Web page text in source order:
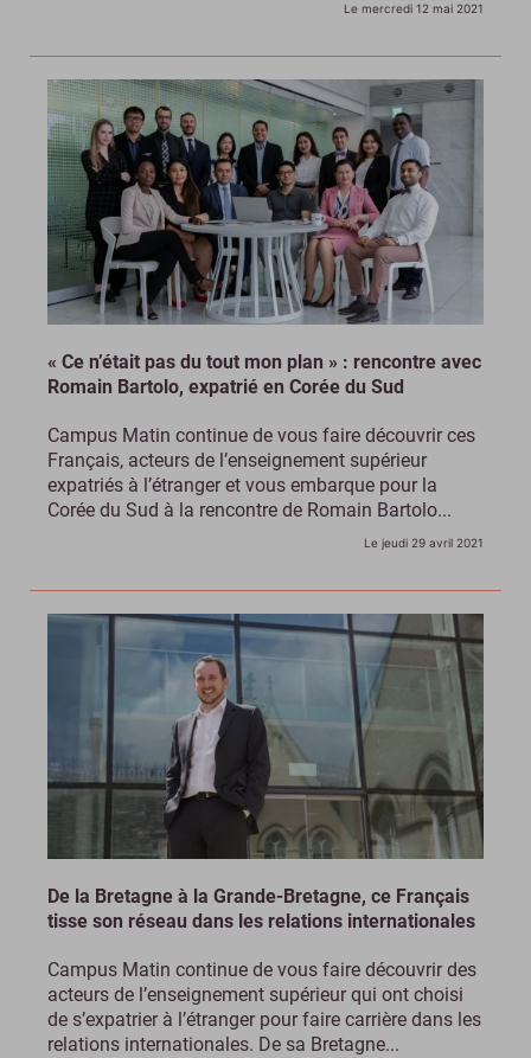
Le mercredi 12 mai 2021
« Ce n’était pas du tout mon plan » : rencontre avec
Romain Bartolo, expatrié en Corée du Sud
Campus Matin continue de vous faire découvrir ces
Français, acteurs de l’enseignement supérieur
expatriés à l’étranger et vous embarque pour la
Corée du Sud à la rencontre de Romain Bartolo...
Le jeudi 29 avril 2021
De la Bretagne à la Grande-Bretagne, ce Français
tisse son réseau dans les relations internationales
Campus Matin continue de vous faire découvrir des
acteurs de l’enseignement supérieur qui ont choisi
de s’expatrier à l’étranger pour faire carrière dans les
relations internationales. De sa Bretagne...